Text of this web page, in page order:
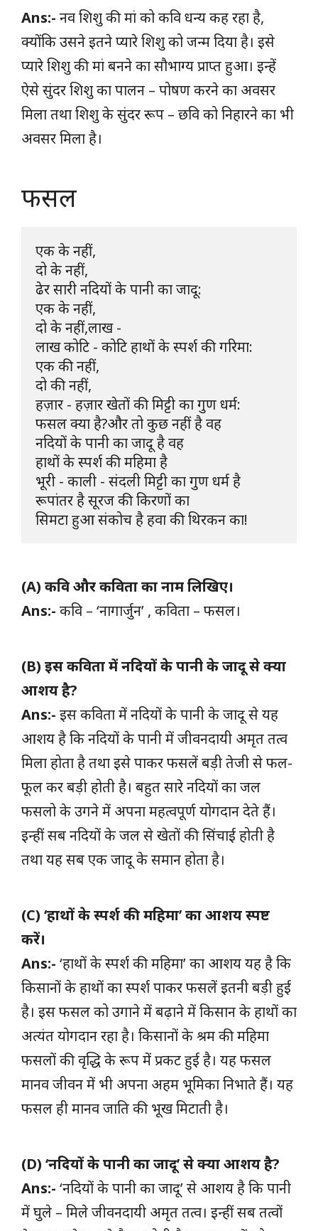
Ans:- नव शिशु की मां को कवि धन्य कह रहा है,
क्योंकि उसने इतने प्यारे शिशु को जन्म दिया है। इसे
प्यारे शिशु की मां बनने का सौभाग्य प्राप्त हुआ। इन्हें
ऐसे सुंदर शिशु का पालन – पोषण करने का अवसर
मिला तथा शिशु के सुंदर रूप – छवि को निहारने का भी
अवसर मिला है।
फसल
एक के नहीं,
दो के नहीं,
ढेर सारी नदियों के पानी का जादू:
एक के नहीं,
दो के नहीं,लाख -
लाख कोटि - कोटि हाथों के स्पर्श की गरिमा:
एक की नहीं,
दो की नहीं,
हज़ार - हज़ार खेतों की मिट्टी का गुण धर्म:
फसल क्या है?और तो कुछ नहीं है वह
नदियों के पानी का जादू है वह
हाथों के स्पर्श की महिमा है
भूरी - काली - संदली मिट्टी का गुण धर्म है
रूपांतर है सूरज की किरणों का
सिमटा हुआ संकोच है हवा की थिरकन का!
(A) कवि और कविता का नाम लिखिए।
Ans:- कवि – ‘नागार्जुन’ , कविता – फसल।
(B) इस कविता में नदियों के पानी के जादू से क्या
आशय है?
Ans:- इस कविता में नदियों के पानी के जादू से यह
आशय है कि नदियों के पानी में जीवनदायी अमृत तत्व
मिला होता है तथा इसे पाकर फसलें बड़ी तेजी से फल-
फूल कर बड़ी होती है। बहुत सारे नदियों का जल
फसलो के उगने में अपना महत्वपूर्ण योगदान देते हैं।
इन्हीं सब नदियों के जल से खेतों की सिंचाई होती है
तथा यह सब एक जादू के समान होता है।
(C) ‘हाथों के स्पर्श की महिमा’ का आशय स्पष्ट
करें।
Ans:- ‘हाथों के स्पर्श की महिमा’ का आशय यह है कि
किसानों के हाथों का स्पर्श पाकर फसलें इतनी बड़ी हुई
है। इस फसल को उगाने में बढ़ाने में किसान के हाथों का
अत्यंत योगदान रहा है। किसानों के श्रम की महिमा
फसलों की वृद्धि के रूप में प्रकट हुई है। यह फसल
मानव जीवन में भी अपना अहम भूमिका निभाते हैं। यह
फसल ही मानव जाति की भूख मिटाती है।
(D) ‘नदियों के पानी का जादू’ से क्या आशय है?
Ans:- ‘नदियों के पानी का जादू’ से आशय है कि पानी
में घुले – मिले जीवनदायी अमृत तत्व। इन्हीं सब तत्वों